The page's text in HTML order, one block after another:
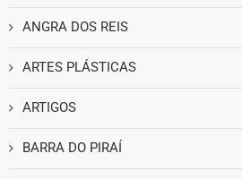
ANGRA DOS REIS
ARTES PLÁSTICAS
ARTIGOS
BARRA DO PIRAÍ